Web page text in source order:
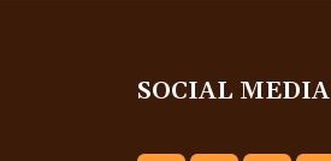
SOCIAL MEDIA